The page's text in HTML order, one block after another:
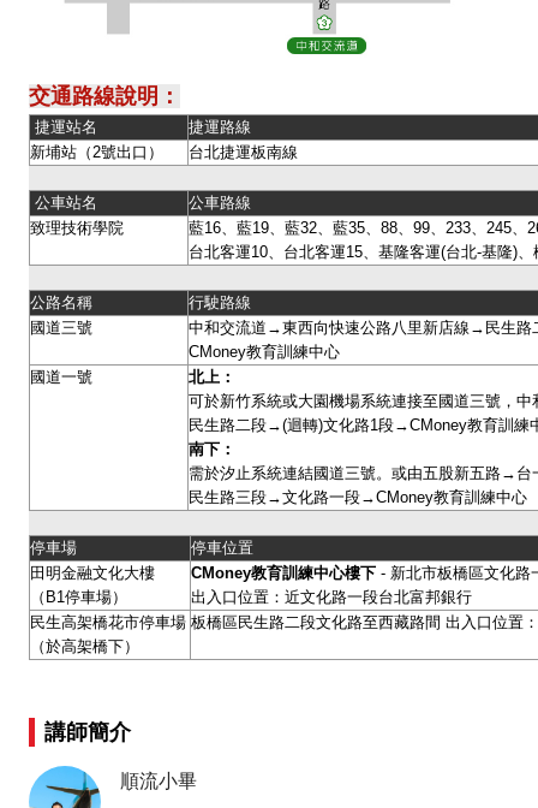
交通路線說明：
捷運站名
捷運路線
新埔站（2號出口）
台北捷運板南線
公車站名
公車路線
致理技術學院
藍16、藍19、藍32、藍35、88、99、233、245、
台北客運10、台北客運15、基隆客運(台北-基隆)
公路名稱
行駛路線
國道三號
中和交流道→東西向快速公路八里新店線→民生
CMoney教育訓練中心
國道一號
北上：
可於新竹系統或大園機場系統連接至國道三號，
民生路二段→(迴轉)文化路1段→CMoney教育訓練
南下：
需於汐止系統連結國道三號。或由五股新五路
民生路三段→文化路一段→CMoney教育訓練中心
停車場
停車位置
田明金融文化大樓
（B1停車場）
CMoney教育訓練中心樓下 - 新北市板橋區文化路
出入口位置：近文化路一段台北富邦銀行
民生高架橋花市停車場
（於高架橋下）
板橋區民生路二段文化路至西藏路間 出入口位置
講師簡介
順流小畢